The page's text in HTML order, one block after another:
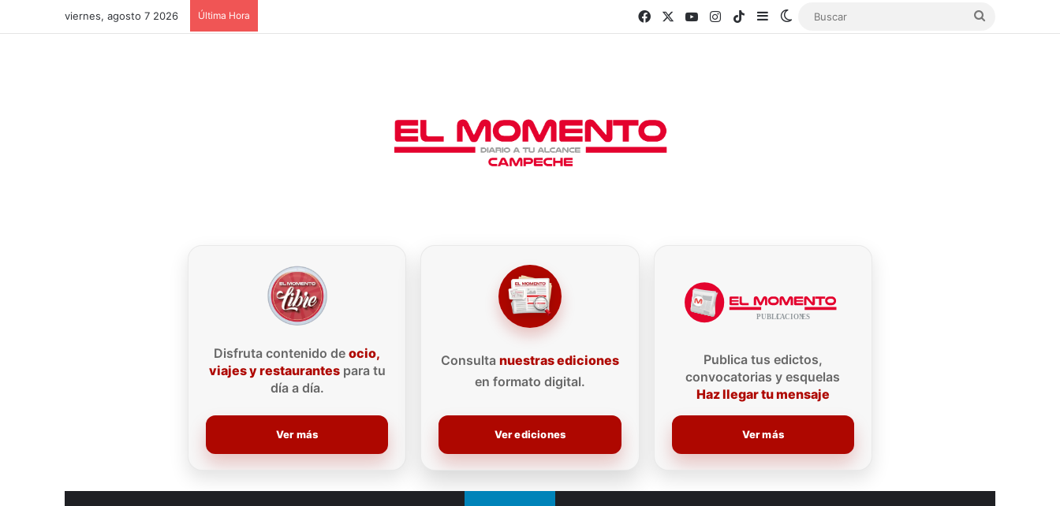
viernes, agosto 7 2026 Última Hora FacebookYouTubeInstagram
TikTokSidebarSwitch skin Buscar
Disfruta contenido deocio,
viajes y restaurantespara tu
día a día.
Ver más
Consulta nuestras ediciones
en formato digital.
Ver ediciones
Publica tus edictos,
convocatorias y esquelas
Haz llegar tu mensaje
Ver más